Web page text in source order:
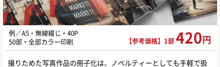
例／A5・無線綴じ・40P
50部・全部カラー印刷
【参考価格】1部 420 円
撮りためた写真作品の冊子化は、ノベルティーとしても手軽で扱